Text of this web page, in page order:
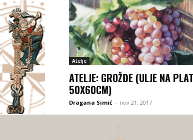
Atelje
ATELJE: GROŽĐE (ULJE NA
50X60CM)
Dragana Simić - nov 21, 2017